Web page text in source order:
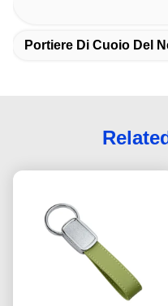
Portiere Di Cuoio Del